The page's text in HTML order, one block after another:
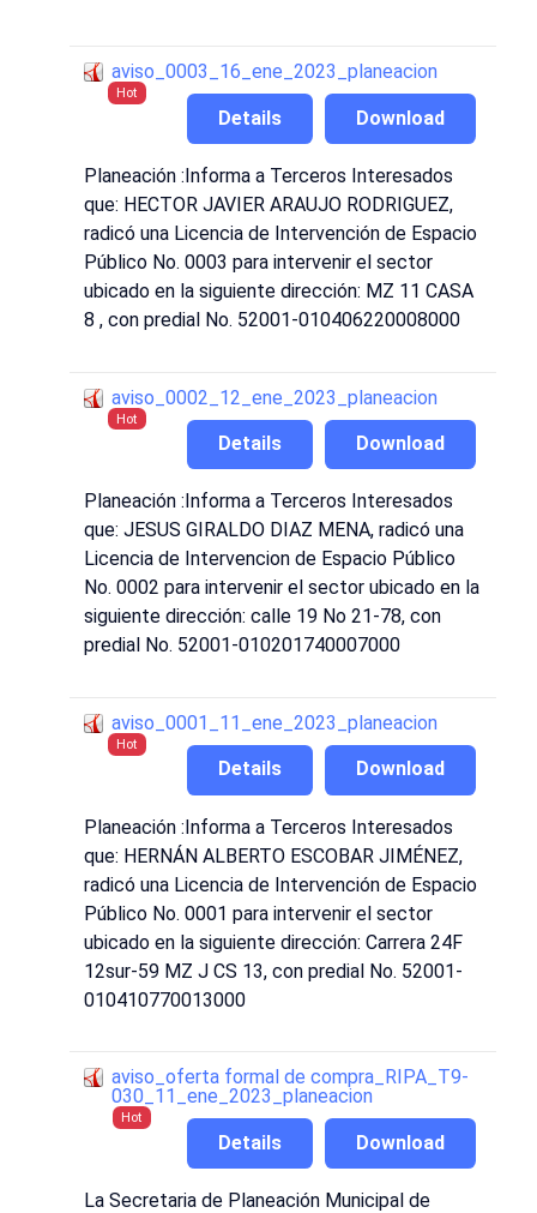
aviso_0003_16_ene_2023_planeacion
Hot
Download
Details
Planeación :Informa a Terceros Interesados
que: HECTOR JAVIER ARAUJO RODRIGUEZ,
radicó una Licencia de Intervención de Espacio
Público No. 0003 para intervenir el sector
ubicado en la siguiente dirección: MZ 11 CASA
8 , con predial No. 52001-010406220008000
aviso_0002_12_ene_2023_planeacion
Hot
Download
Details
Planeación :Informa a Terceros Interesados
que: JESUS GIRALDO DIAZ MENA, radicó una
Licencia de Intervencion de Espacio Público
No. 0002 para intervenir el sector ubicado en la
siguiente dirección: calle 19 No 21-78, con
predial No. 52001-010201740007000
aviso_0001_11_ene_2023_planeacion
Hot
Download
Details
Planeación :Informa a Terceros Interesados
que: HERNÁN ALBERTO ESCOBAR JIMÉNEZ,
radicó una Licencia de Intervención de Espacio
Público No. 0001 para intervenir el sector
ubicado en la siguiente dirección: Carrera 24F
12sur-59 MZ J CS 13, con predial No. 52001-
010410770013000
aviso_oferta formal de compra_RIPA_T9-
030_11_ene_2023_planeacion
Hot
Download
Details
La Secretaria de Planeación Municipal de